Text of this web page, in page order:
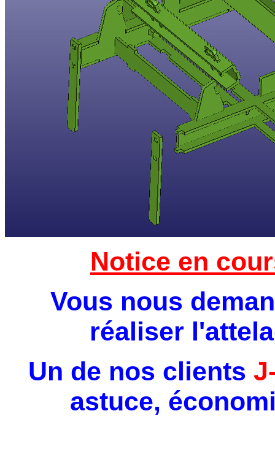
Notice en
Vous nous
réaliser
Un de nos clients
astuce,